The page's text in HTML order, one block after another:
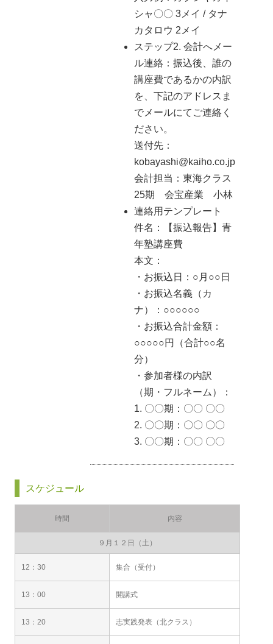
シャ〇〇 3メイ / タナ
カタロウ 2メイ
ステップ2. 会計へメー
ル連絡：振込後、誰の
講座費であるかの内訳
を、下記のアドレスま
でメールにてご連絡く
ださい。
送付先：
kobayashi@kaiho.co.jp
会計担当：東海クラス
25期 会宝産業 小林
連絡用テンプレート
件名：【振込報告】青
年塾講座費
本文：
・お振込日：○月○○日
・お振込名義（カ
ナ）：○○○○○○
・お振込合計金額：
○○○○○円（合計○○名
分）
・参加者様の内訳
（期・フルネーム）：
1. 〇〇期：〇〇 〇〇
2. 〇〇期：〇〇 〇〇
3. 〇〇期：〇〇 〇〇
スケジュール
時間 内容
９月１２日（土）
12：30 集合（受付）
13：00 開講式
13：20 志実践発表（北クラス）